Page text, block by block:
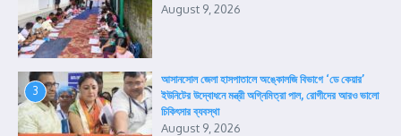
August 9, 2026
3
আসানসোল জেলা হাসপাতালে অঙ্কোলজি বিভাগে ‘ডে কেয়ার’
ইউনিটের উদ্বোধনে মন্ত্রী অগ্নিমিত্রা পাল, রোগীদের আরও ভালো
চিকিৎসার ব্যবস্থা
August 9, 2026